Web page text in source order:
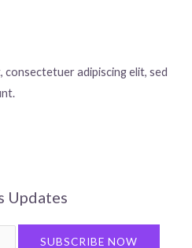
consectetuer adipiscing elit, sed
Updates
SUBSCRIBE NOW